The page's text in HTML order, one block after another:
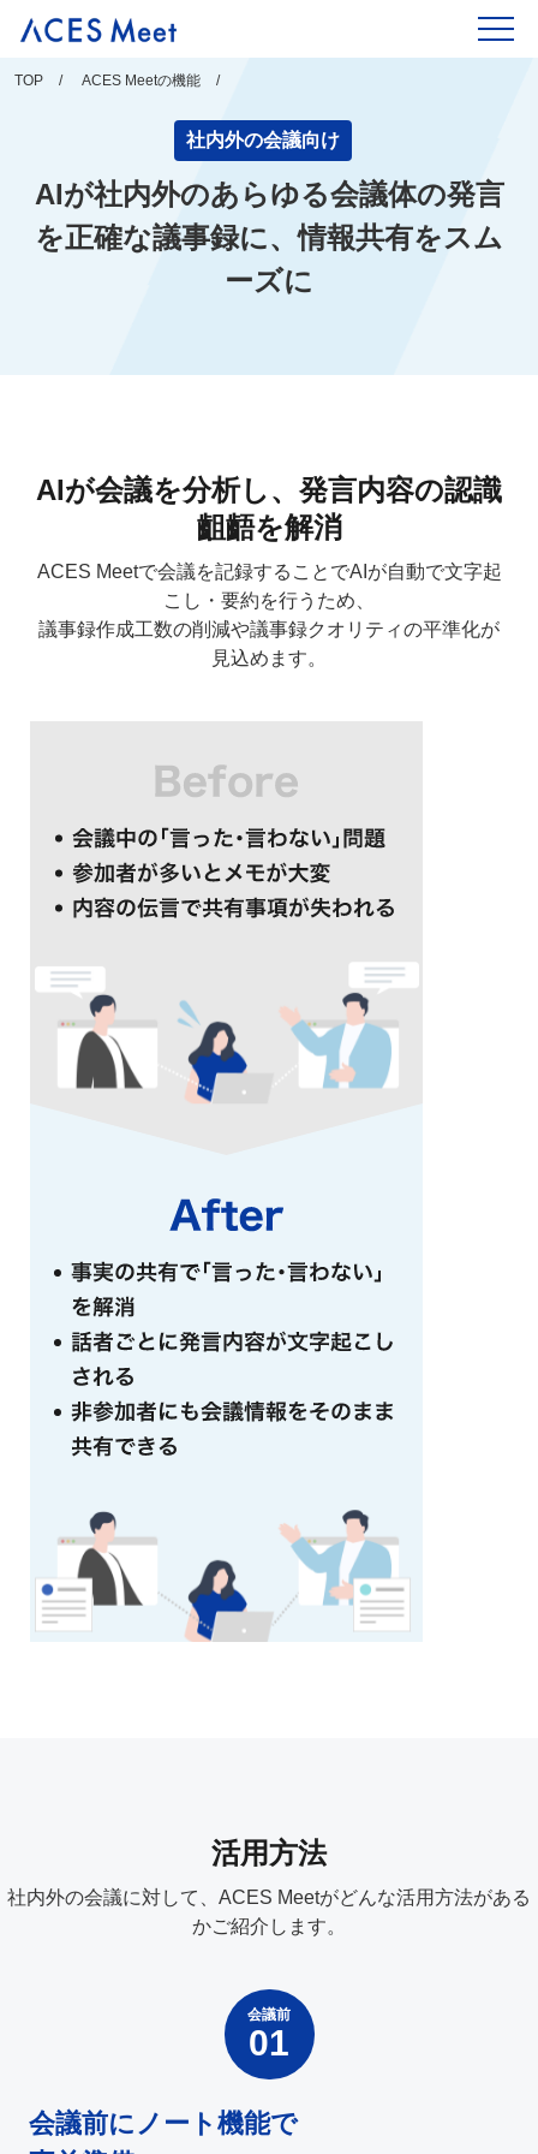
content
社内外の会議向け
AIが社内外のあらゆる会議体の発言
を正確な議事録に、情報共有をスム
ーズに
TOP ACES Meetの機能
AIが会議を分析し、発言内容の認識
齟齬を解消
ACES Meetで会議を記録することでAIが自動で文字起
こし・要約を行うため、
議事録作成工数の削減や議事録クオリティの平準化が
見込めます。
活用方法
社内外の会議に対して、ACES Meetがどんな活用方法がある
かご紹介します。
会議前
会議前にノート機能で